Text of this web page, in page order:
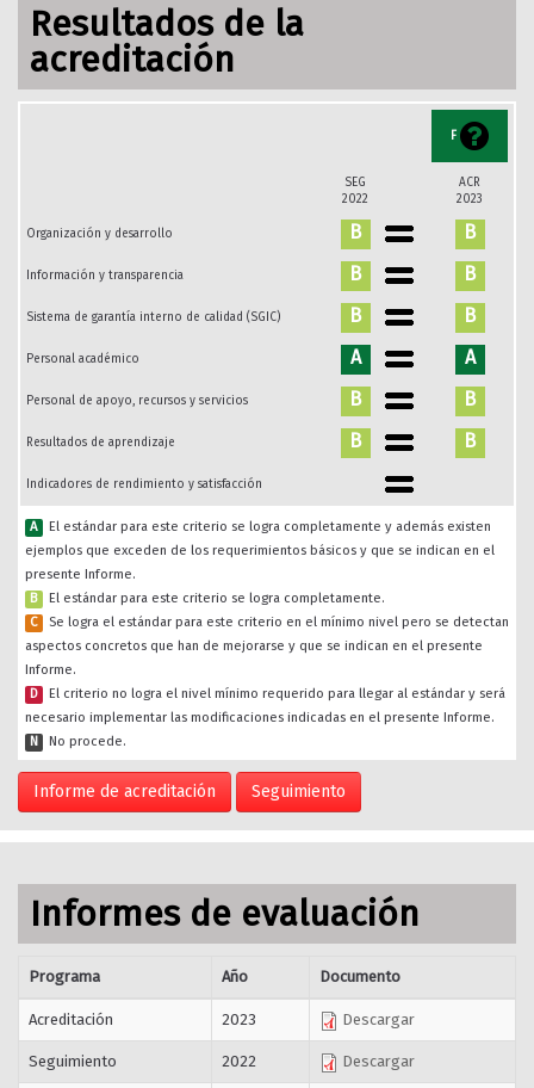
Resultados de la
acreditación
SEG
2022
F
ACR
2023
Organización y desarrollo B B
Información y transparencia B B
Sistema de garantía interno de calidad (SGIC) B B
Personal académico A A
Personal de apoyo, recursos y servicios B B
Resultados de aprendizaje B B
Indicadores de rendimiento y satisfacción
A
El estándar para este criterio se logra completamente y además existen
ejemplos que exceden de los requerimientos básicos y que se indican en el
presente Informe.
B
El estándar para este criterio se logra completamente.
C
Se logra el estándar para este criterio en el mínimo nivel pero se detectan
aspectos concretos que han de mejorarse y que se indican en el presente
Informe.
D
El criterio no logra el nivel mínimo requerido para llegar al estándar y será
necesario implementar las modificaciones indicadas en el presente Informe.
N
No procede.
Informe de acreditación Seguimiento
Informes de evaluación
Programa Año Documento
Acreditación 2023 Descargar
Seguimiento 2022 Descargar